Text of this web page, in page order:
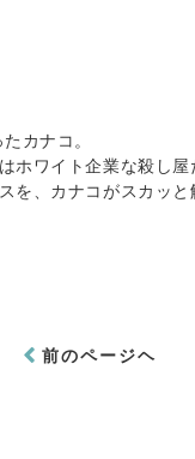
カナコ。
ホワイト企業な殺し屋
を、カナコがスカッ
前のページヘ